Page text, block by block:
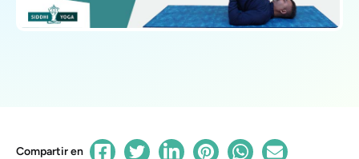
Compartir en